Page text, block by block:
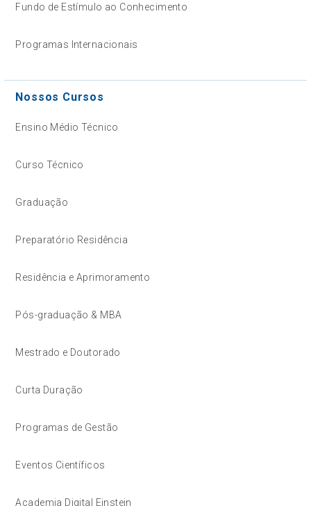
Fundo de Estímulo ao Conhecimento
Programas Internacionais
Nossos Cursos
Ensino Médio Técnico
Curso Técnico
Graduação
Preparatório Residência
Residência e Aprimoramento
Pós-graduação & MBA
Mestrado e Doutorado
Curta Duração
Programas de Gestão
Eventos Científicos
Academia Digital Einstein